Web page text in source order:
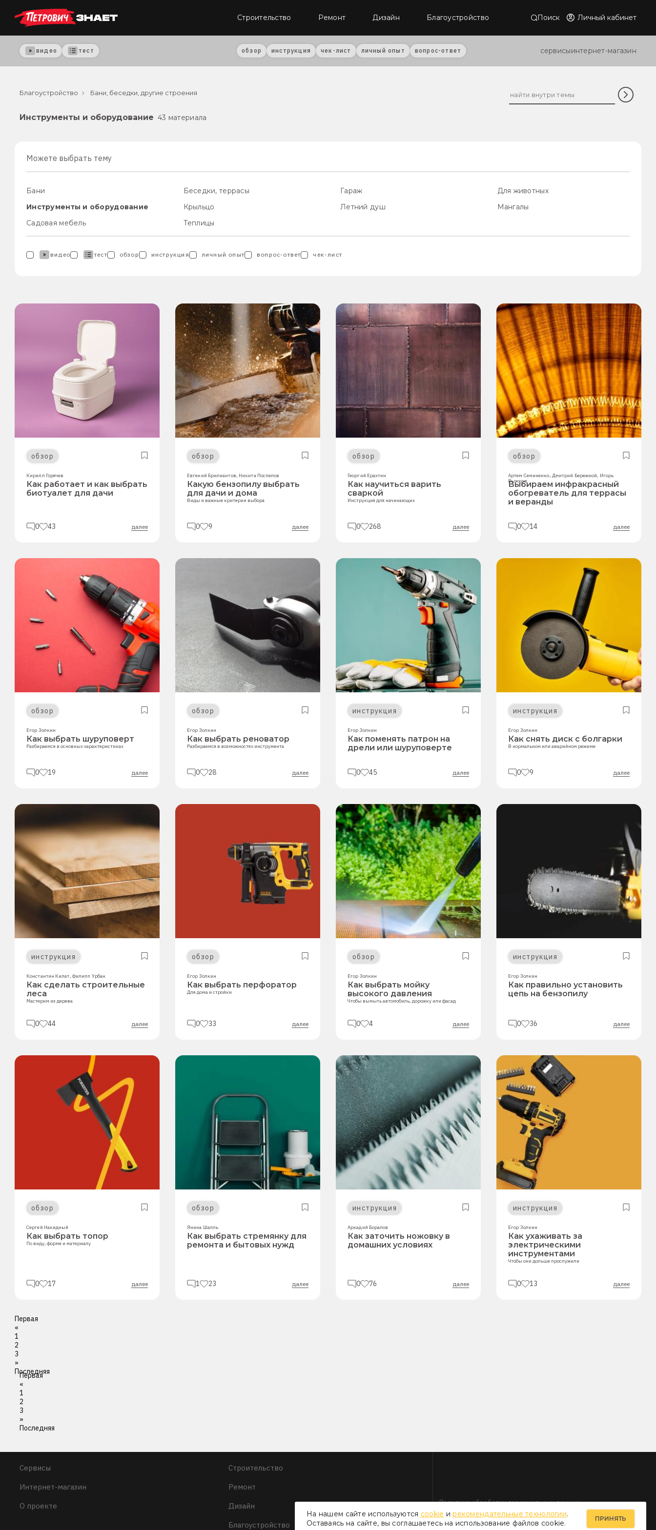
Строительство Ремонт Дизайн Благоустройство Поиск Личный кабинет
видео тест обзор инструкция чек-лист личный опыт вопрос-ответ сервисыинтернет-магазин
Благоустройство Бани, беседки, другие строения
Инструменты и оборудование 43 материала
Можете выбрать тему
видео тест обзор инструкция личный опыт вопрос-ответ чек-лист
Бани Беседки, террасы Гараж
Для животных
Инструменты и оборудование
Крыльцо Летний душ
Мангалы
Садовая мебель
Теплицы
обзор
Кирилл Горячев
Как работает и как выбрать
биотуалет для дачи
0 43 далее
обзор
Евгений Брилиантов, Никита Поспелов
Какую бензопилу выбрать
для дачи и дома
Виды и важные критерии выбора
0 9 далее
обзор
Георгий Ерахтин
Как научиться варить
сваркой
Инструкция для начинающих
0 268 далее
обзор
Артем Семиненко, Дмитрий Бережной, Игорь
Рыжков
Выбираем инфракрасный
обогреватель для террасы
и веранды
0 14 далее
обзор
Егор Золкин
Как выбрать шуруповерт
Разбираемся в основных характеристиках
0 19 далее
обзор
Егор Золкин
Как выбрать реноватор
Разбираемся в возможностях инструмента
0 28 далее
инструкция
Егор Золкин
Как поменять патрон на
дрели или шуруповерте
0 45 далее
инструкция
Егор Золкин
Как снять диск с болгарки
В нормальном или аварийном режиме
0 9 далее
инструкция
Константин Килат, Филипп Урбан
Как сделать строительные
леса
Мастерим из дерева
0 44 далее
обзор
Егор Золкин
Как выбрать перфоратор
Для дома и стройки
0 33 далее
обзор
Егор Золкин
Как выбрать мойку
высокого давления
Чтобы вымыть автомобиль, дорожку или фасад
0 4 далее
инструкция
Егор Золкин
Как правильно установить
цепь на бензопилу
0 36 далее
обзор
Сергей Накидный
Как выбрать топор
По виду, форме и материалу
0 17 далее
обзор
Янина Шалль
Как выбрать стремянку для
ремонта и бытовых нужд
1 23 далее
инструкция
Аркадий Боралов
Как заточить ножовку в
домашних условиях
0 76 далее
инструкция
Егор Золкин
Как ухаживать за
электрическими
инструментами
Чтобы они дольше прослужили
0 13 далее
Первая
«
1
2
3
»
Последняя
Первая
«
1
2
3
»
Последняя
Сервисы
Интернет-магазин
О проекте
Строительство
Ремонт
Дизайн
Благоустройство
Политика обработки персональных данных
На нашем сайте используются cookie ирекомендательные технологии.
Оставаясь на сайте, вы соглашаетесь на использование файлов cookie.
ПРИНЯТЬ